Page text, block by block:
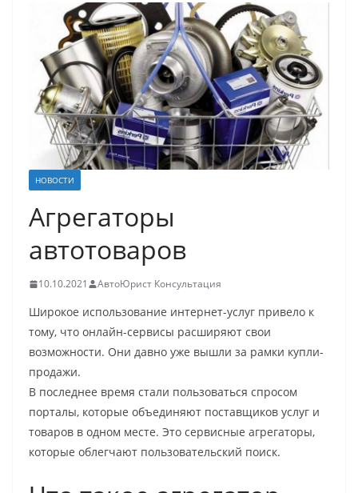
НОВОСТИ
Агрегаторы
автотоваров
10.10.2021 АвтоЮрист Консультация
Широкое использование интернет-услуг привело к
тому, что онлайн-сервисы расширяют свои
возможности. Они давно уже вышли за рамки купли-
продажи.
В последнее время стали пользоваться спросом
порталы, которые объединяют поставщиков услуг и
товаров в одном месте. Это сервисные агрегаторы,
которые облегчают пользовательский поиск.